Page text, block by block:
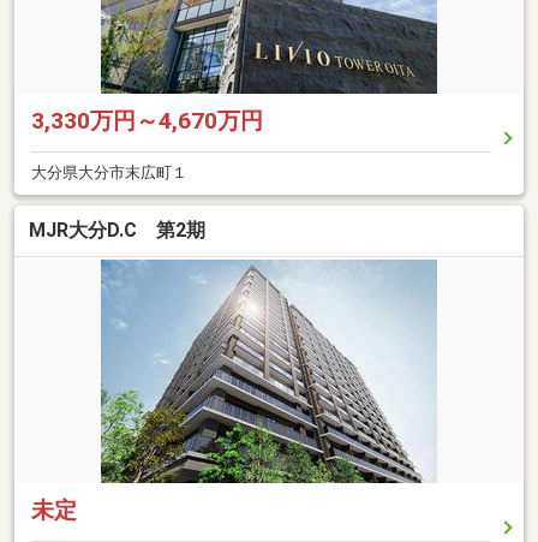
3,330万円～4,670万円
大分県大分市末広町１
MJR大分D.C 第2期
未定